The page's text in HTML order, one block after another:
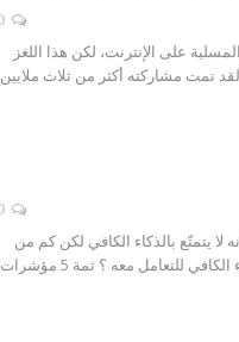
على الإنترنت، لكن هذا اللغز
تمت مشاركته أكثر من ثلاث ملايين
يتمتّع بالذكاء الكافي لكن كم من
أمر في حياتنا لم نستطع أن نتقدّم فيه لأننا لم نكن نمتلك الذكاء الكافي للتعامل معه ؟ ثمة 5 مؤشرات